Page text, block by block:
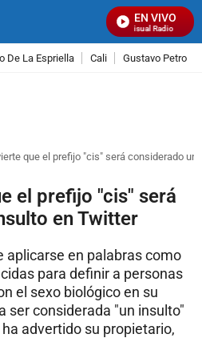
EN VIVO
Señal Visual Radio
De La Espriella Cali Gustavo Petro
que el prefijo "cis" será considerado
el prefijo "cis" será
en Twitter
aplicarse en palabras como
para definir a personas
el sexo biológico en su
ser considerada "un insulto"
advertido su propietario,